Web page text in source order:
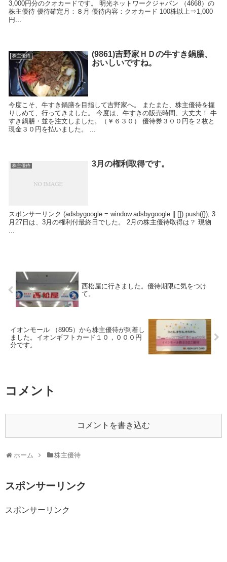
3,000円分のクオカードです。 明光ネットワークジャパン （4668）の
株主優待 優待確定月：８月 優待内容：クオカード 100株以上⇒1,000
円...
株主優待
(9861)吉野家ＨＤの牛すき鍋膳、
おいしいですね。
今度こそ、牛すき鍋膳を目指して吉野家へ。 またまた、株主優待を握
りしめて、行ってきました。 今度は、牛すきの販売時間、大丈夫！ 牛
すき鍋膳・並を注文しました。（￥６３０） 優待券３００円を２枚と
現金３０円を払いました。 ...
株主優待 3月の権利取得です。
スポンサーリンク (adsbygoogle = window.adsbygoogle || []).push({}); 3
月27日は、3月の権利付最終日でした。 2月の株主優待取得は？ 現物
...
西松屋に行きました。優待期限に気をつけ
て。
イオンモール （8905）から株主優待が到着し
ました。イオンギフトカード１０，０００円
分です。
コメント
コメントを書き込む
ホーム 株主優待
スポンサーリンク
スポンサーリンク